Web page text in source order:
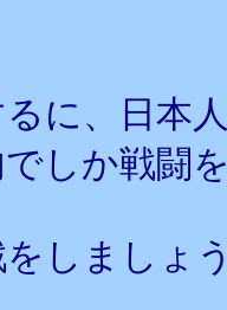
に、日本
しか戦闘
しましょ